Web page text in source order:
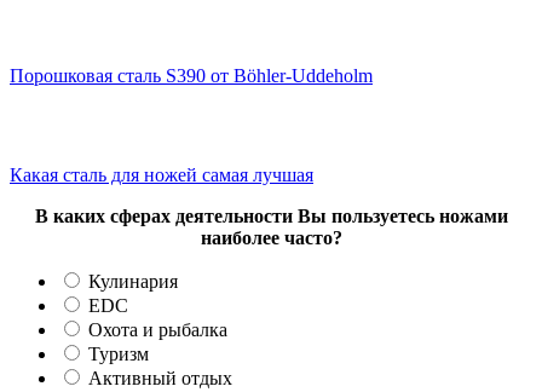
Порошковая сталь S390 от Böhler-Uddeholm
Какая сталь для ножей самая лучшая
В каких сферах деятельности Вы пользуетесь ножами
наиболее часто?
Кулинария
EDC
Охота и рыбалка
Туризм
Активный отдых